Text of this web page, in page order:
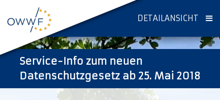
DETAILANSICHT
Service-Info zum neuen
Datenschutzgesetz ab 25. Mai 2018